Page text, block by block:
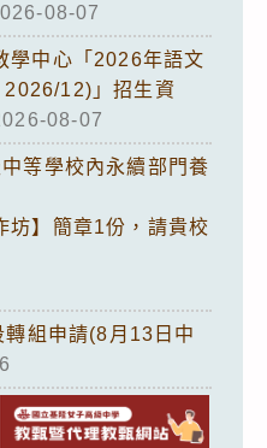
08-07
學中心「2026年語文
12)」招生資
08-07
等學校內永續部門養
坊】簡章1份，請貴校
組申請(8月13日中